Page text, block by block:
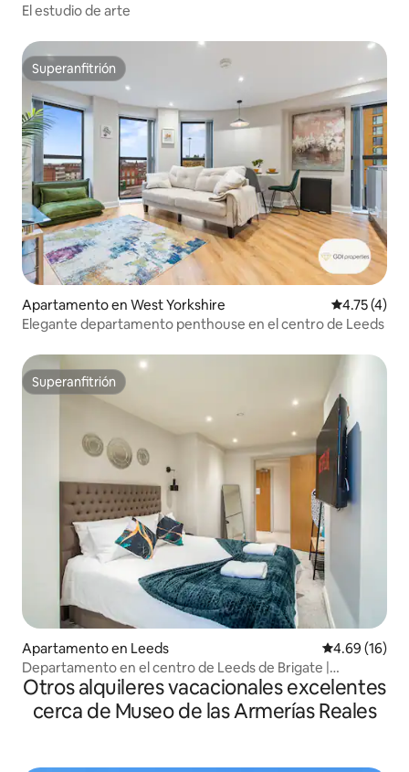
El estudio de arte
Superanfitrión
Superanfitrión
Apartamento en West Yorkshire Calificación
4.75 (4)
Elegante departamento penthouse en el centro de Leeds
Superanfitrión
Superanfitrión
Apartamento en Leeds Calificación
4.69 (16)
Departamento en el centro de Leeds de Brigate |
Capacidad para 5 personas
Otros alquileres vacacionales excelentes
cerca de Museo de las Armerías Reales